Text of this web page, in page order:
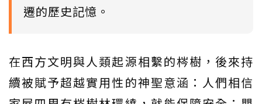
遷的歷史記憶。
在西方文明與人類起源相繫的梣樹，後來持
續被賦予超越實用性的神聖意涵：人們相信